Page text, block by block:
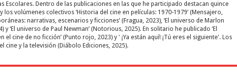
Escolares. Dentro de las publicaciones en las que he participado destacan quince
los volúmenes colectivos ‘Historia del cine en películas: 1970-1979’ (Mensajero,
narrativas, escenarios y ficciones’ (Fragua, 2023), ‘El universo de Marlon
y ‘El universo de Paul Newman’ (Notorious, 2025). En solitario he publicado ‘El
el cine de no ficción’ (Punto rojo, 2023) y ' ¡Ya están aquí! ¡Tú eres el siguiente'. Los
cine y la televisión (Diábolo Ediciones, 2025).